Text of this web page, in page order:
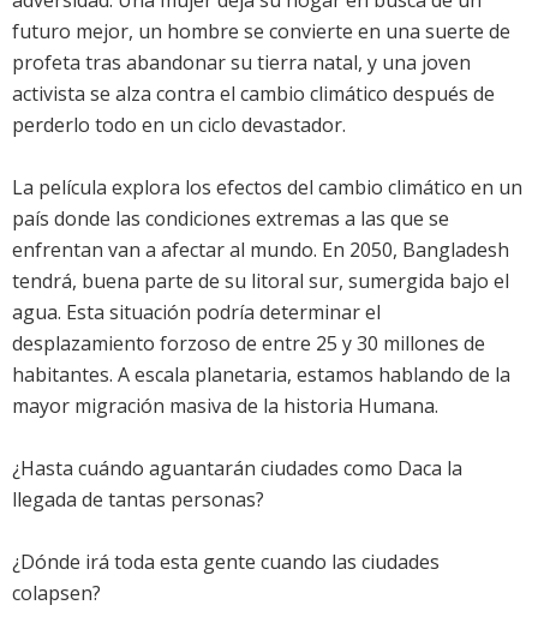
futuro mejor, un hombre se convierte en una suerte de
profeta tras abandonar su tierra natal, y una joven
activista se alza contra el cambio climático después de
perderlo todo en un ciclo devastador.
La película explora los efectos del cambio climático en un
país donde las condiciones extremas a las que se
enfrentan van a afectar al mundo. En 2050, Bangladesh
tendrá, buena parte de su litoral sur, sumergida bajo el
agua. Esta situación podría determinar el
desplazamiento forzoso de entre 25 y 30 millones de
habitantes. A escala planetaria, estamos hablando de la
mayor migración masiva de la historia Humana.
¿Hasta cuándo aguantarán ciudades como Daca la
llegada de tantas personas?
¿Dónde irá toda esta gente cuando las ciudades
colapsen?